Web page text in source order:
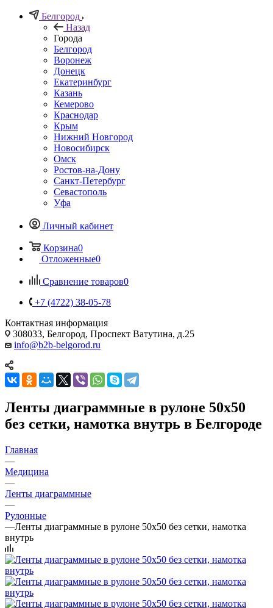
Белгород
Назад
Города
Белгород
Воронеж
Донецк
Екатеринбург
Казань
Кемерово
Краснодар
Крым
Нижний Новгород
Новосибирск
Омск
Ростов-на-Дону
Санкт-Петербург
Севастополь
Уфа
Личный кабинет
Корзина0
Отложенные0
Сравнение товаров0
+7 (4722) 38-05-78
Контактная информация
308033, Белгород, Проспект Ватутина, д.25
info@b2b-belgorod.ru
Ленты диаграммные в рулоне 50х50
без сетки, намотка внутрь в Белгороде
Главная
—
Медицина
—
Ленты диаграммные
—
Рулонные
—Ленты диаграммные в рулоне 50х50 без сетки, намотка
внутрь